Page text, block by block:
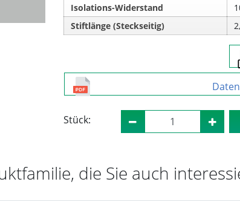
Isolations-Widerstand
Stiftlänge (Steckseitig)
Stück:
die Sie auch